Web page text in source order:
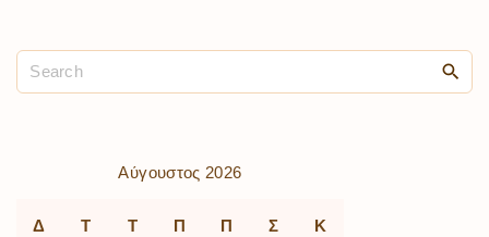
Αύγουστος 2026
Δ Τ Τ Π Π Σ Κ